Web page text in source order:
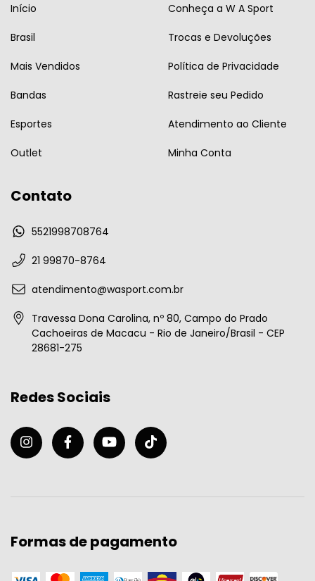
Início
Brasil
Mais Vendidos
Bandas
Esportes
Outlet
Conheça a W A Sport
Trocas e Devoluções
Política de Privacidade
Rastreie seu Pedido
Atendimento ao Cliente
Minha Conta
Contato
5521998708764
21 99870-8764
atendimento@wasport.com.br
Travessa Dona Carolina, nº 80, Campo do Prado
Cachoeiras de Macacu - Rio de Janeiro/Brasil - CEP
28681-275
Redes Sociais
Formas de pagamento